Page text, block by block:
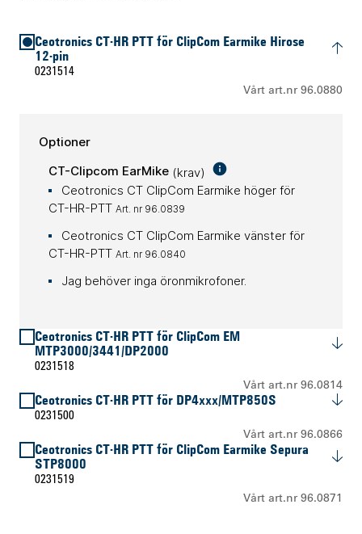
Ceotronics CT-HR PTT för ClipCom Earmike Hirose
12-pin
0231514
Vårt art.nr 96.0880
Optioner
CT-Clipcom EarMike (krav)
Ceotronics CT ClipCom Earmike höger för
CT-HR-PTT Art. nr 96.0839
Ceotronics CT ClipCom Earmike vänster för
CT-HR-PTT Art. nr 96.0840
Jag behöver inga öronmikrofoner.
Ceotronics CT-HR PTT för ClipCom EM
MTP3000/3441/DP2000
0231518
Vårt art.nr 96.0814
Ceotronics CT-HR PTT för DP4xxx/MTP850S
0231500
Vårt art.nr 96.0866
Ceotronics CT-HR PTT för ClipCom Earmike Sepura
STP8000
0231519
Vårt art.nr 96.0871